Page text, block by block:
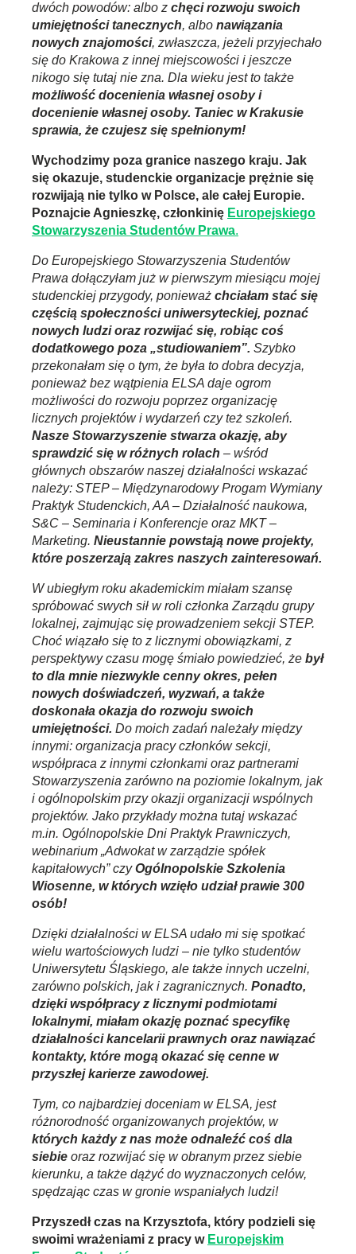
dwóch powodów: albo z chęci rozwoju swoich
umiejętności tanecznych, albo nawiązania
nowych znajomości, zwłaszcza, jeżeli przyjechało
się do Krakowa z innej miejscowości i jeszcze
nikogo się tutaj nie zna. Dla wieku jest to także
możliwość docenienia własnej osoby i
docenienie własnej osoby. Taniec w Krakusie
sprawia, że czujesz się spełnionym!
Wychodzimy poza granice naszego kraju. Jak
się okazuje, studenckie organizacje prężnie się
rozwijają nie tylko w Polsce, ale całej Europie.
Poznajcie Agnieszkę, członkinię Europejskiego
Stowarzyszenia Studentów Prawa.
Do Europejskiego Stowarzyszenia Studentów
Prawa dołączyłam już w pierwszym miesiącu mojej
studenckiej przygody, ponieważ chciałam stać się
częścią społeczności uniwersyteckiej, poznać
nowych ludzi oraz rozwijać się, robiąc coś
dodatkowego poza „studiowaniem”. Szybko
przekonałam się o tym, że była to dobra decyzja,
ponieważ bez wątpienia ELSA daje ogrom
możliwości do rozwoju poprzez organizację
licznych projektów i wydarzeń czy też szkoleń.
Nasze Stowarzyszenie stwarza okazję, aby
sprawdzić się w różnych rolach – wśród
głównych obszarów naszej działalności wskazać
należy: STEP – Międzynarodowy Progam Wymiany
Praktyk Studenckich, AA – Działalność naukowa,
S&C – Seminaria i Konferencje oraz MKT –
Marketing. Nieustannie powstają nowe projekty,
które poszerzają zakres naszych zainteresowań.
W ubiegłym roku akademickim miałam szansę
spróbować swych sił w roli członka Zarządu grupy
lokalnej, zajmując się prowadzeniem sekcji STEP.
Choć wiązało się to z licznymi obowiązkami, z
perspektywy czasu mogę śmiało powiedzieć, że był
to dla mnie niezwykle cenny okres, pełen
nowych doświadczeń, wyzwań, a także
doskonała okazja do rozwoju swoich
umiejętności. Do moich zadań należały między
innymi: organizacja pracy członków sekcji,
współpraca z innymi członkami oraz partnerami
Stowarzyszenia zarówno na poziomie lokalnym, jak
i ogólnopolskim przy okazji organizacji wspólnych
projektów. Jako przykłady można tutaj wskazać
m.in. Ogólnopolskie Dni Praktyk Prawniczych,
webinarium „Adwokat w zarządzie spółek
kapitałowych” czyOgólnopolskie Szkolenia
Wiosenne, w których wzięło udział prawie 300
osób!
Dzięki działalności w ELSA udało mi się spotkać
wielu wartościowych ludzi – nie tylko studentów
Uniwersytetu Śląskiego, ale także innych uczelni,
zarówno polskich, jak i zagranicznych. Ponadto,
dzięki współpracy z licznymi podmiotami
lokalnymi, miałam okazję poznać specyfikę
działalności kancelarii prawnych oraz nawiązać
kontakty, które mogą okazać się cenne w
przyszłej karierze zawodowej.
Tym, co najbardziej doceniam w ELSA, jest
różnorodność organizowanych projektów, w
których każdy z nas może odnaleźć coś dla
siebie oraz rozwijać się w obranym przez siebie
kierunku, a także dążyć do wyznaczonych celów,
spędzając czas w gronie wspaniałych ludzi!
Przyszedł czas na Krzysztofa, który podzieli się
swoimi wrażeniami z pracy w Europejskim